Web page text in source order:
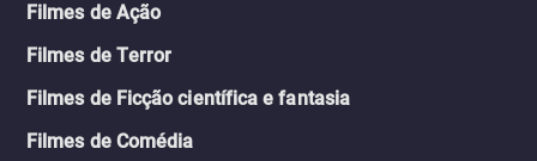
Filmes de Ação
Filmes de Terror
Filmes de Ficção científica e fantasia
Filmes de Comédia